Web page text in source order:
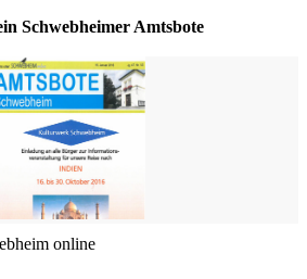
Schwebheimer Amtsbote
online